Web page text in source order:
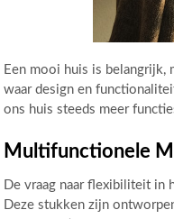
Een mooi huis is
waar design en
ons huis steeds meer
Multifunctionele
De vraag naar flexibiliteit in
Deze stukken zijn